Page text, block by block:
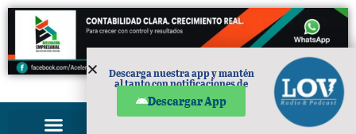
PUBLICIDAD
Descarga nuestra app y mantén
al tanto con notificaciones de
Descargar App